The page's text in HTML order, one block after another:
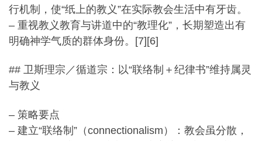
行机制，使“纸上的教义”在实际教会生活中有牙齿。
– 重视教义教育与讲道中的“教理化”， 长期塑造出有
明确神学气质的群体身份。[7][6]
## 卫斯理宗／循道宗：以“联络制＋纪律书”维持属灵
与教义
– 策略要点
– 建立“联络制”（connectionalism）： 教会虽分散，